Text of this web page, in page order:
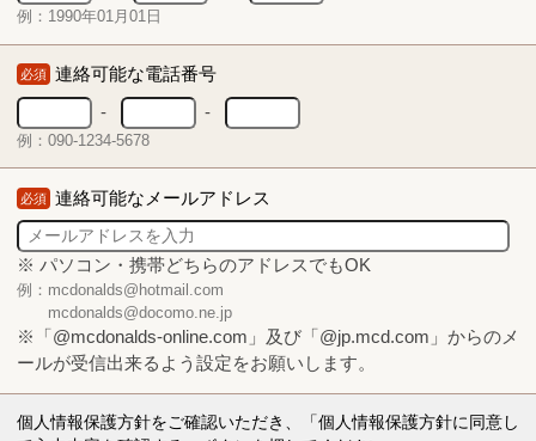
例：1990年01月01日
必須 連絡可能な電話番号
-
-
例：090-1234-5678
必須 連絡可能なメールアドレス
※ パソコン・携帯どちらのアドレスでもOK
例：mcdonalds@hotmail.com
mcdonalds@docomo.ne.jp
※「@mcdonalds-online.com」及び「@jp.mcd.com」からのメ
ールが受信出来るよう設定をお願いします。
個人情報保護方針をご確認いただき、「個人情報保護方針に同意し